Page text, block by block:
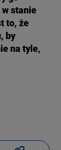
stanie
to, że
by
na tyle,